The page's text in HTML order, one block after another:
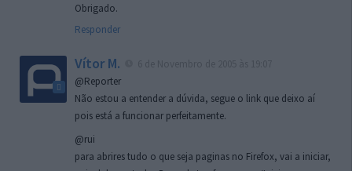
Obrigado.
Responder
Vítor M.
@Reporter
Não estou a entender a dúvida, segue o link que deixo aí
pois está a funcionar perfeitamente.
@rui
para abrires tudo o que seja paginas no Firefox, vai a iniciar,